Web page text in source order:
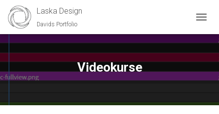
Laska Design
Davids Portfolio
A
V
I
G
A
T
Videokurse